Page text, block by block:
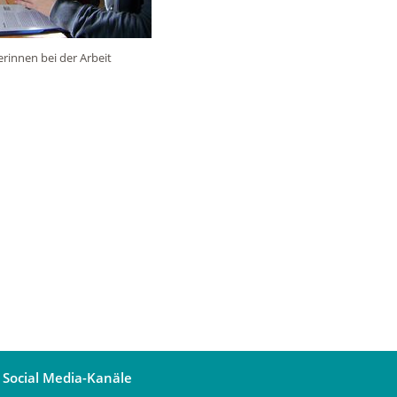
bei der Arbeit
Social Media-Kanäle